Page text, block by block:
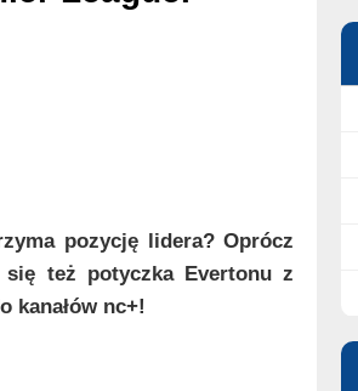
pozycję lidera? Oprócz
się też potyczka Evertonu z
kanałów nc+!